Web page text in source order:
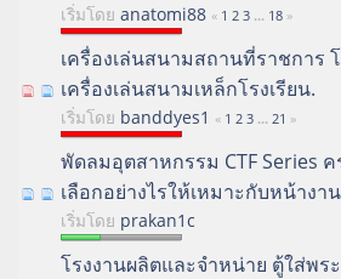
เริ่มโดย anatomi88 « 1 2 3 ... 18 »
เครื่องเล่นสนามสถานที่ราชการ
เครื่องเล่นสนามเหล็กโรงเรียน.
เริ่มโดย banddyes1 « 1 2 3 ... 21 »
พัดลมอุตสาหกรรม CTF Series
เลือกอย่างไรให้เหมาะกับหน้างาน
เริ่มโดย prakan1c
โรงงานผลิตและจำหน่าย ตู้ใส่พร